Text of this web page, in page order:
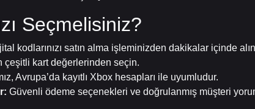
Seçmelisiniz?
kodlarınızı satın alma işleminizden dakikalar içinde
çeşitli kart değerlerinden seçin.
Avrupa’da kayıtlı Xbox hesapları ile uyumludur.
Güvenli ödeme seçenekleri ve doğrulanmış müşteri